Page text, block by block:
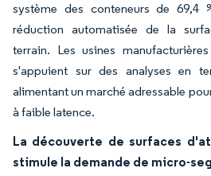
système des conteneurs de 69,4
réduction automatisée de la
terrain. Les usines
s'appuient sur des analyses en
alimentant un marché adressable
à faible latence.
La découverte de surfaces
stimule la demande de micro-